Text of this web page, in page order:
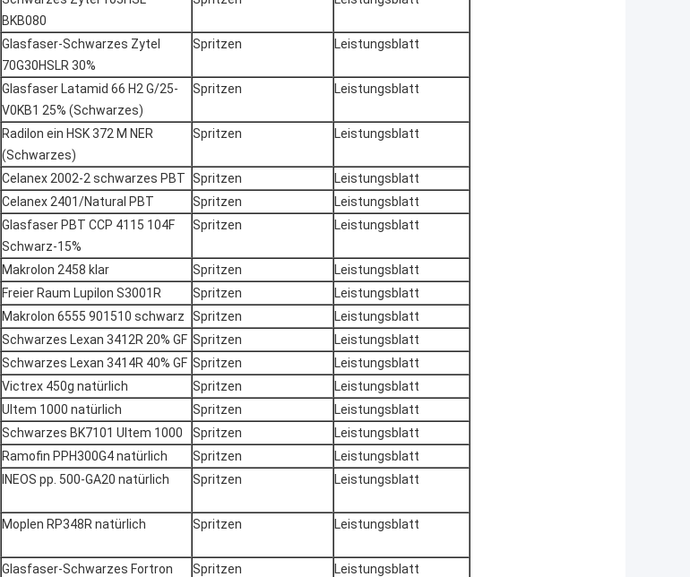
BKB080
Glasfaser-Schwarzes Zytel
70G30HSLR 30%
Spritzen Leistungsblatt
Glasfaser Latamid 66 H2 G/25-
V0KB1 25% (Schwarzes)
Spritzen Leistungsblatt
Radilon ein HSK 372 M NER
(Schwarzes)
Spritzen Leistungsblatt
Celanex 2002-2 schwarzes PBT Spritzen
Leistungsblatt
Celanex 2401/Natural PBT Spritzen
Leistungsblatt
Glasfaser PBT CCP 4115 104F
Schwarz-15%
Spritzen Leistungsblatt
Makrolon 2458 klar Spritzen
Leistungsblatt
Freier Raum Lupilon S3001R Spritzen
Leistungsblatt
Makrolon 6555 901510 schwarz Spritzen
Leistungsblatt
Schwarzes Lexan 3412R 20% GF Spritzen
Leistungsblatt
Schwarzes Lexan 3414R 40% GF Spritzen
Leistungsblatt
Victrex 450g natürlich Spritzen
Leistungsblatt
Ultem 1000 natürlich Spritzen
Leistungsblatt
Schwarzes BK7101 Ultem 1000 Spritzen
Leistungsblatt
Ramofin PPH300G4 natürlich Spritzen
Leistungsblatt
INEOS pp. 500-GA20 natürlich Spritzen Leistungsblatt
Moplen RP348R natürlich Spritzen Leistungsblatt
Glasfaser-Schwarzes Fortron Spritzen Leistungsblatt